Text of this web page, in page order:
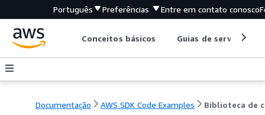
Português Preferências Entre em contato conosco
Conceitos básicos Guias de serviço
Documentação AWS SDK Code Examples